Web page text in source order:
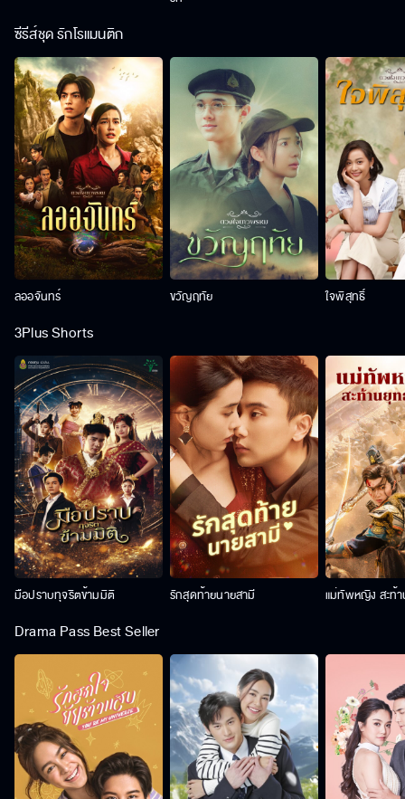
ซีรีส์ชุด รักโรแมนติก
ลออจันทร์ ขวัญฤทัย ใจพิสุทธิ์
3Plus Shorts
มือปราบทุจริตข้ามมิติ รักสุดท้ายนายสามี แม่ทัพหญิง สะท้
Drama Pass Best Seller